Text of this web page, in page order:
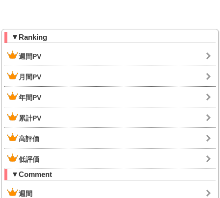
▼Ranking
週間PV
月間PV
年間PV
累計PV
高評価
低評価
▼Comment
週間